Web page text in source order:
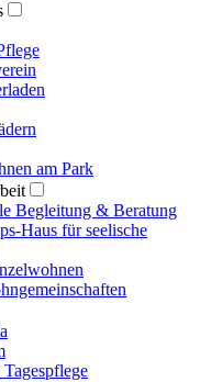
am Park
Begleitung & Beratung
Haus für seelische